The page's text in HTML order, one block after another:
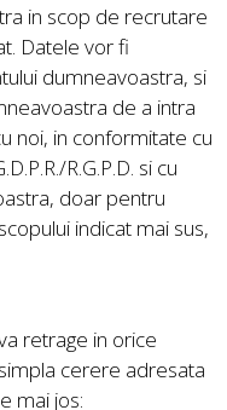
in scop de recrutare
Datele vor fi
dumneavoastra, si
de a intra
noi, in conformitate cu
R.G.P.D. si cu
doar pentru
indicat mai sus,
retrage in orice
cerere adresata
mai jos: